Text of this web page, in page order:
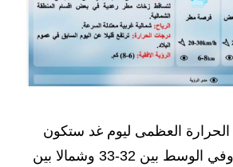
دروس
المرحلة الابتدائية
المرحلة الاعدادية
العظمى ليوم غد ستكون
جنوبا بين الـ33-39 وفي الوسط بين 32-33 وشمالا بين